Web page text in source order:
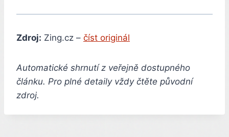
Zdroj: Zing.cz – číst originál
Automatické shrnutí z veřejně dostupného
článku. Pro plné detaily vždy čtěte původní
zdroj.